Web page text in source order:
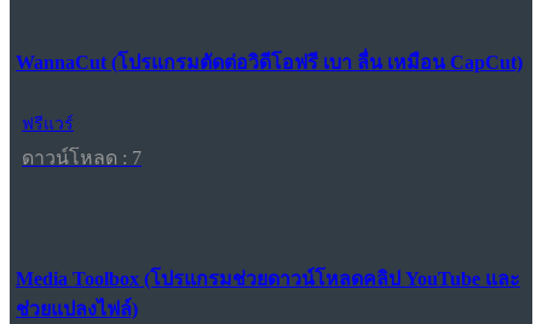
WannaCut (โปรแกรมตัดต่อวิดีโอฟรี เบา ลื่น เหมือน CapCut)
ฟรีแวร์
ดาวน์โหลด : 7
Media Toolbox (โปรแกรมช่วยดาวน์โหลดคลิป YouTube และ
ช่วยแปลงไฟล์)